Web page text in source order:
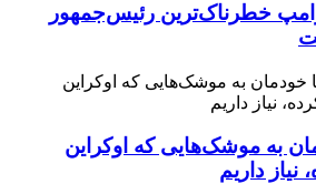
خطرناک‌ترین رئیس‌جمهور
به موشک‌هایی که اوکراین
داریم